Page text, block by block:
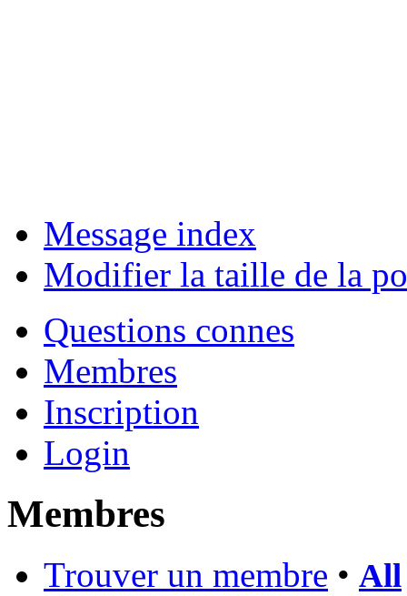
Message index
Modifier la taille de la
Questions connes
Membres
Inscription
Login
Membres
Trouver un membre • All